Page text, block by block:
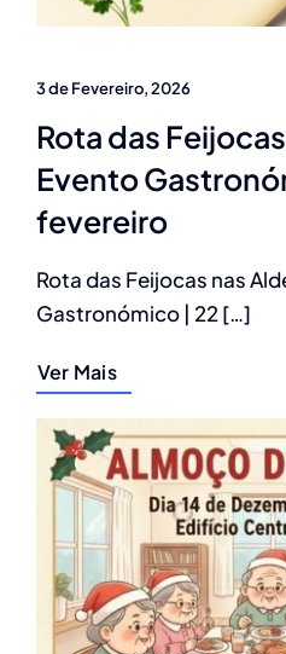
3 de Fevereiro, 2026
Rota das
Evento
fevereiro
Rota das Feijocas nas
Gastronómico | 22 […]
Ver Mais